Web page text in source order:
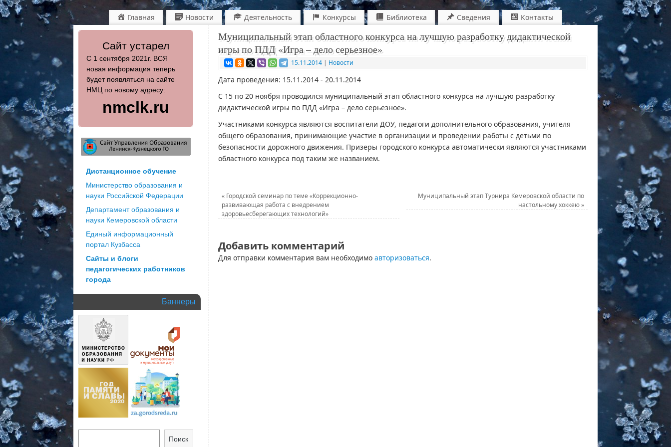
Главная Новости Деятельность Конкурсы Библиотека Сведения Контакты
Муниципальный этап областного конкурса на лучшую разработку дидактической
игры по ПДД «Игра – дело серьезное»
15.11.2014 | Новости
Дата проведения: 15.11.2014 - 20.11.2014
С 15 по 20 ноября проводился муниципальный этап областного конкурса на лучшую разработку
дидактической игры по ПДД «Игра – дело серьезное».
Участниками конкурса являются воспитатели ДОУ, педагоги дополнительного образования, учителя
общего образования, принимающие участие в организации и проведении работы с детьми по
безопасности дорожного движения. Призеры городского конкурса автоматически являются участниками
областного конкурса под таким же названием.
« Городской семинар по теме «Коррекционно-
развивающая работа с внедрением
здоровьесберегающих технологий»
Муниципальный этап Турнира Кемеровской области по
настольному хоккею»
Добавить комментарий
Для отправки комментария вам необходимо авторизоваться.
Сайт устарел
С 1 сентября 2021г. ВСЯ
новая информация теперь
будет появляться на сайте
НМЦ по новому адресу:
nmclk.ru
Дистанционное обучение
Министерство образования и
науки Российской Федерации
Департамент образования и
науки Кемеровской области
Единый информационный
портал Кузбасса
Сайты и блоги
педагогических работников
города
Баннеры
Поиск